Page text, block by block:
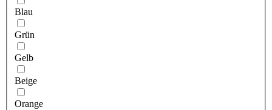
Blau
Grün
Gelb
Beige
Orange